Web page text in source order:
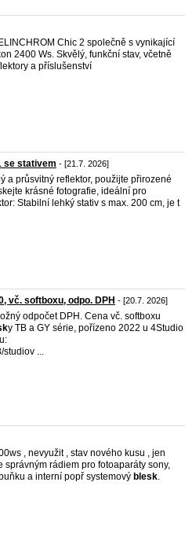
Chic 2 společně s vynikající
2400 Ws. Skvělý, funkční stav, včetně
a příslušenství
se stativem - [21.7. 2026]
a průsvitný reflektor, použijte přirozené
krásné fotografie, ideální pro
Stabilní lehký stativ s max. 200 cm, je t
vč. softboxu, odpo. DPH - [20.7. 2026]
odpočet DPH. Cena vč. softboxu
y TB a GY série, pořízeno 2022 u 4Studio
studiov ...
, nevyužit , stav nového kusu , jen
rádiem pro fotoaparáty sony,
a interní popř systemový blesk.